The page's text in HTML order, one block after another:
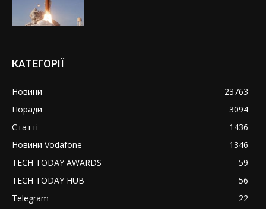
КАТЕГОРІЇ
Новини
23763
Поради
3094
Статті
1436
Новини Vodafone
1346
TECH TODAY AWARDS
59
TECH TODAY HUB
56
Telegram
22